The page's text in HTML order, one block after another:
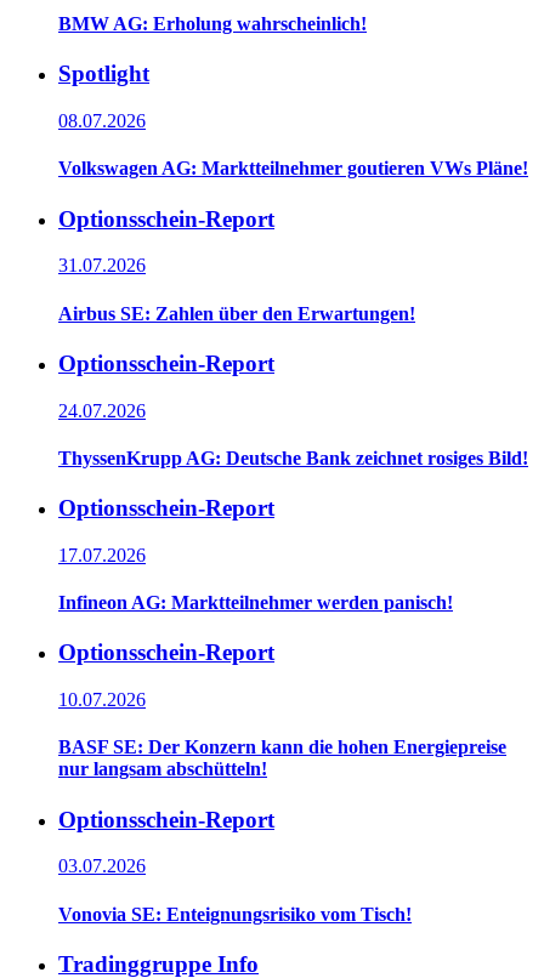
BMW AG: Erholung wahrscheinlich!
Spotlight
08.07.2026
Volkswagen AG: Marktteilnehmer goutieren VWs Pläne!
Optionsschein-Report
31.07.2026
Airbus SE: Zahlen über den Erwartungen!
Optionsschein-Report
24.07.2026
ThyssenKrupp AG: Deutsche Bank zeichnet rosiges Bild!
Optionsschein-Report
17.07.2026
Infineon AG: Marktteilnehmer werden panisch!
Optionsschein-Report
10.07.2026
BASF SE: Der Konzern kann die hohen Energiepreise
nur langsam abschütteln!
Optionsschein-Report
03.07.2026
Vonovia SE: Enteignungsrisiko vom Tisch!
Tradinggruppe Info